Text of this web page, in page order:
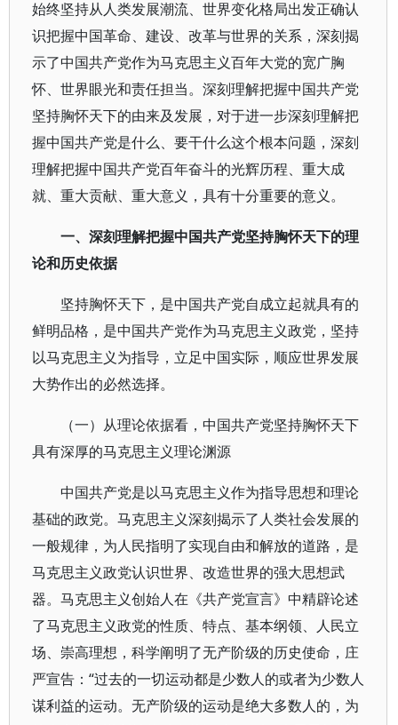
始终坚持从人类发展潮流、世界变化格局出发正确认
识把握中国革命、建设、改革与世界的关系，深刻揭
示了中国共产党作为马克思主义百年大党的宽广胸
怀、世界眼光和责任担当。深刻理解把握中国共产党
坚持胸怀天下的由来及发展，对于进一步深刻理解把
握中国共产党是什么、要干什么这个根本问题，深刻
理解把握中国共产党百年奋斗的光辉历程、重大成
就、重大贡献、重大意义，具有十分重要的意义。
一、深刻理解把握中国共产党坚持胸怀天下的理
论和历史依据
坚持胸怀天下，是中国共产党自成立起就具有的
鲜明品格，是中国共产党作为马克思主义政党，坚持
以马克思主义为指导，立足中国实际，顺应世界发展
大势作出的必然选择。
（一）从理论依据看，中国共产党坚持胸怀天下
具有深厚的马克思主义理论渊源
中国共产党是以马克思主义作为指导思想和理论
基础的政党。马克思主义深刻揭示了人类社会发展的
一般规律，为人民指明了实现自由和解放的道路，是
马克思主义政党认识世界、改造世界的强大思想武
器。马克思主义创始人在《共产党宣言》中精辟论述
了马克思主义政党的性质、特点、基本纲领、人民立
场、崇高理想，科学阐明了无产阶级的历史使命，庄
严宣告：“过去的一切运动都是少数人的或者为少数人
谋利益的运动。无产阶级的运动是绝大多数人的，为